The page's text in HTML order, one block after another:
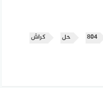
٨٠٤ حل
كراش